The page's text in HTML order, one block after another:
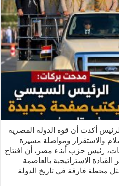
أكدت أن قوة الدولة المصرية
والاستقرار ومواصلة مسيرة
رئيس حزب أبناء مصر، أن افتتاح
الاستراتيجية بالعاصمة
محطة فارقة في تاريخ الدولة